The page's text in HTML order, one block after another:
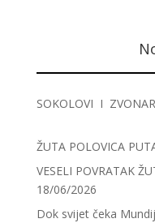
SOKOLOVI I
ŽUTA POLOVICA
VESELI POVRATAK
18/06/2026
Dok svijet čeka